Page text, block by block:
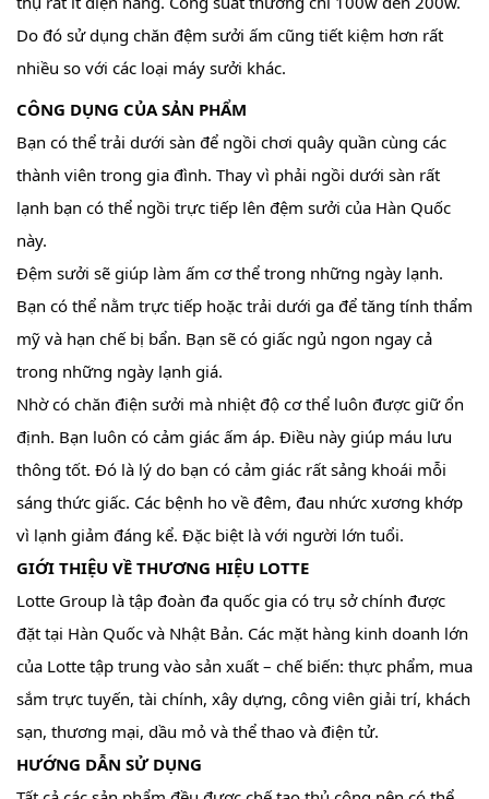
Do đó sử dụng chăn đệm sưởi ấm cũng tiết kiệm hơn rất
nhiều so với các loại máy sưởi khác.
CÔNG DỤNG CỦA SẢN PHẨM
Bạn có thể trải dưới sàn để ngồi chơi quây quần cùng các
thành viên trong gia đình. Thay vì phải ngồi dưới sàn rất
lạnh bạn có thể ngồi trực tiếp lên đệm sưởi của Hàn Quốc
này.
Đệm sưởi sẽ giúp làm ấm cơ thể trong những ngày lạnh.
Bạn có thể nằm trực tiếp hoặc trải dưới ga để tăng tính thẩm
mỹ và hạn chế bị bẩn. Bạn sẽ có giấc ngủ ngon ngay cả
trong những ngày lạnh giá.
Nhờ có chăn điện sưởi mà nhiệt độ cơ thể luôn được giữ ổn
định. Bạn luôn có cảm giác ấm áp. Điều này giúp máu lưu
thông tốt. Đó là lý do bạn có cảm giác rất sảng khoái mỗi
sáng thức giấc. Các bệnh ho về đêm, đau nhức xương khớp
vì lạnh giảm đáng kể. Đặc biệt là với người lớn tuổi.
GIỚI THIỆU VỀ THƯƠNG HIỆU LOTTE
Lotte Group là tập đoàn đa quốc gia có trụ sở chính được
đặt tại Hàn Quốc và Nhật Bản. Các mặt hàng kinh doanh lớn
của Lotte tập trung vào sản xuất – chế biến: thực phẩm, mua
sắm trực tuyến, tài chính, xây dựng, công viên giải trí, khách
sạn, thương mại, dầu mỏ và thể thao và điện tử.
HƯỚNG DẪN SỬ DỤNG